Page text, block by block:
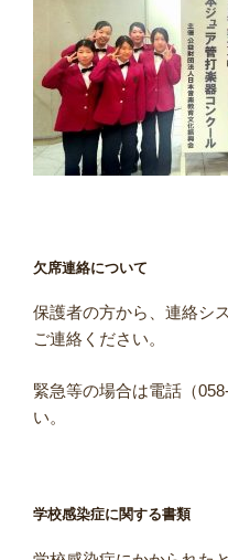
欠席連絡について
保護者の方から、連絡シ
ご連絡ください。
緊急等の場合は電話（
い。
学校感染症に関する書類